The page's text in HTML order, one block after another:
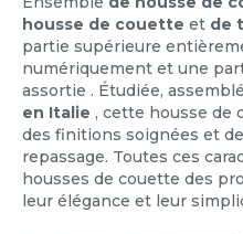
housse de couette et de
partie supérieure
numériquement et une
assortie . Étudiée,
en Italie , cette housse de
des finitions soignées et
repassage. Toutes ces
housses de couette des
leur élégance et leur